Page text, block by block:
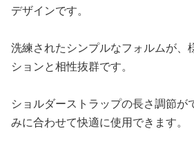
デザインです。
洗練されたシンプルなフォルムが、
ションと相性抜群です。
ショルダーストラップの長さ調節が
みに合わせて快適に使用できます。